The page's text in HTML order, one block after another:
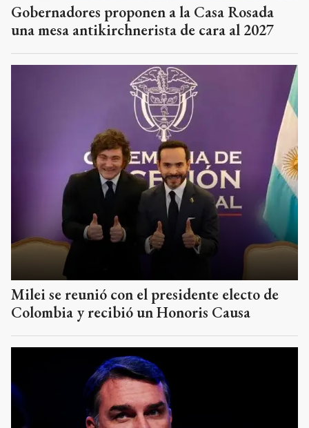
Gobernadores proponen a la Casa Rosada
una mesa antikirchnerista de cara al 2027
Milei se reunió con el presidente electo de
Colombia y recibió un Honoris Causa